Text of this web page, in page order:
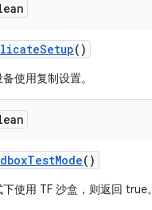
Setup()
使用复制设置。
TestMode()
使用 TF 沙盒，则返回 true。